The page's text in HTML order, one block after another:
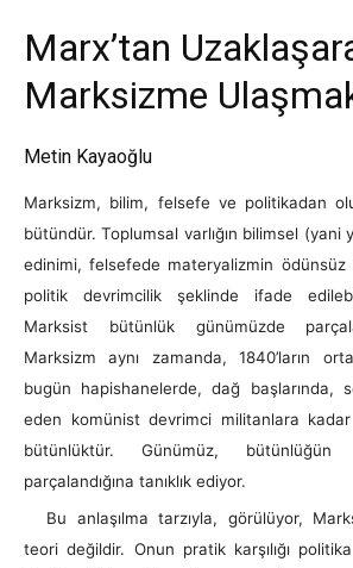
Marx’tan
Marksizme
Metin Kayaoğlu
Marksizm, bilim, felsefe ve politikadan
bütündür. Toplumsal varlığın bilimsel (yani
edinimi, felsefede materyalizmin
politik devrimcilik şeklinde ifade
Marksist bütünlük günümüzde
Marksizm aynı zamanda, 1840’ların
bugün hapishanelerde, dağ başlarında,
eden komünist devrimci militanlara
bütünlüktür. Günümüz,
parçalandığına tanıklık ediyor.
Bu anlaşılma tarzıyla, görülüyor,
teori değildir. Onun pratik karşılığı